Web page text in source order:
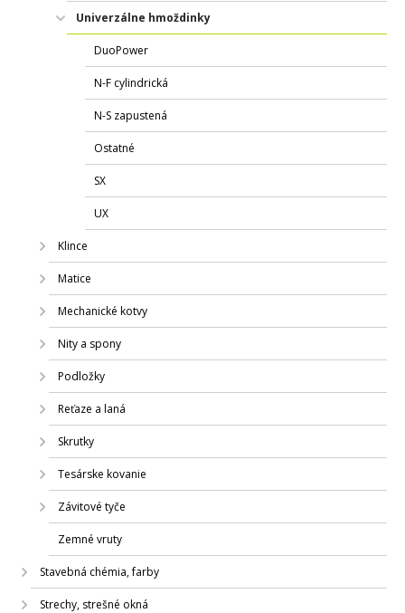
Univerzálne hmoždinky
DuoPower
N-F cylindrická
N-S zapustená
Ostatné
SX
UX
Klince
Matice
Mechanické kotvy
Nity a spony
Podložky
Reťaze a laná
Skrutky
Tesárske kovanie
Závitové tyče
Zemné vruty
Stavebná chémia, farby
Strechy, strešné okná